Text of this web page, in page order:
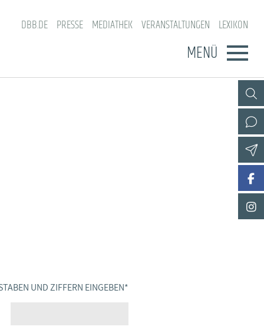
DBB.DE PRESSE MEDIATHEK VERANSTALTUNGEN LEXIKON
MENÜ
UND ZIFFERN EINGEBEN *